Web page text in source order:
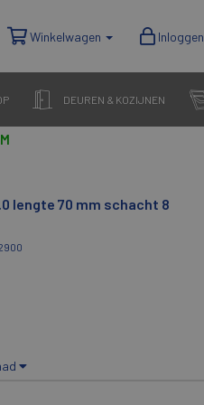
Winkelwagen Inloggen
DEUREN & KOZIJNEN
lengte 70 mm schacht 8